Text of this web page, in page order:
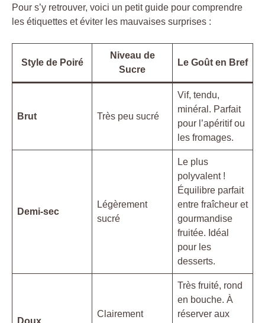
Pour s’y retrouver, voici un petit guide pour comprendre
les étiquettes et éviter les mauvaises surprises :
Style de Poiré
Niveau de
Sucre
Le Goût en Bref
Brut Très peu sucré
Vif, tendu,
minéral. Parfait
pour l’apéritif ou
les fromages.
Demi-sec
Légèrement
sucré
Le plus
polyvalent !
Équilibre parfait
entre fraîcheur et
gourmandise
fruitée. Idéal
pour les
desserts.
Doux
Clairement
Très fruité, rond
en bouche. À
réserver aux